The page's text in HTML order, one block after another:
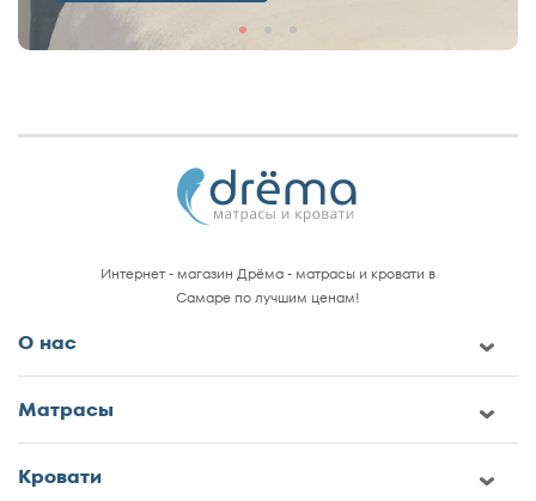
Интернет - магазин Дрёма - матрасы и кровати в
Самаре по лучшим ценам!
О нас
Матрасы
Кровати